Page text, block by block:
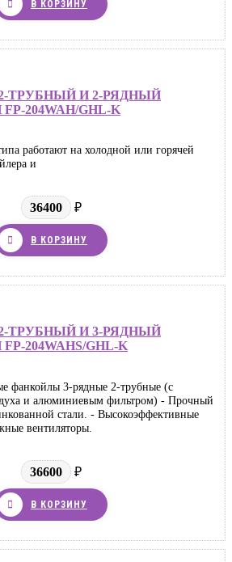
В КОРЗИНУ
ТРУБНЫЙ И 2-РЯДНЫЙ
204WAH/GHL-K
работают на холодной или горячей
и
36400 ₽
В КОРЗИНУ
ТРУБНЫЙ И 3-РЯДНЫЙ
204WAHS/GHL-K
фанкойлы 3-рядные 2-трубные (с
и алюминиевым фильтром) - Прочный
стали. - Высокоэффективные
вентиляторы.
36600 ₽
В КОРЗИНУ